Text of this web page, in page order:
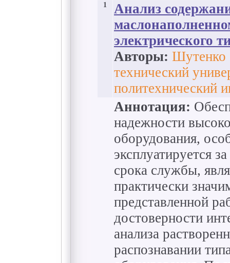
1
Анализ
электрического
Авторы: Шутенко
технический
политехнический
Аннотация:
надежности
оборудования,
эксплуатируется
срока службы,
практически
представленной
достоверности
анализа
распознавании